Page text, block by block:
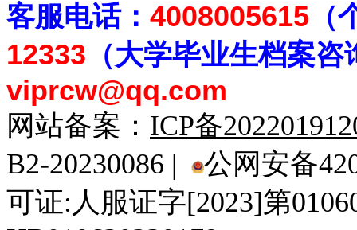
客服电话： 4008005615
12333 （大学毕业生档案咨
viprcw@qq.com
网站备案： ICP备
B2-20230086 |
公网安备
可证:人服证字[2023]第